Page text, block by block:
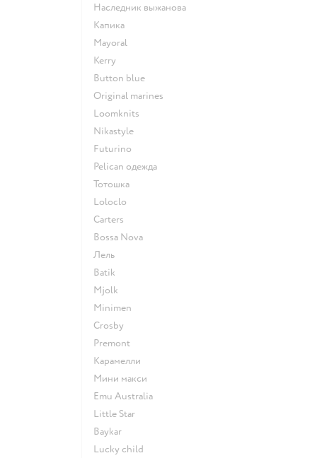
Наследник выжанова
Капика
Mayoral
Kerry
Button blue
Original marines
Loomknits
Nikastyle
Futurino
Pelican одежда
Тотошка
Loloclo
Сarters
Bossa Nova
Лель
Batik
Mjolk
Minimen
Crosby
Premont
Карамелли
Мини макси
Emu Australia
Little Star
Baykar
Lucky child